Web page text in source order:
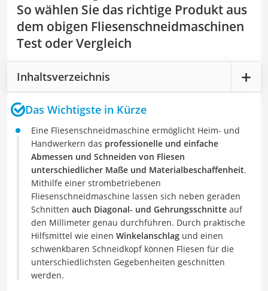
So wählen Sie das richtige Produkt aus
dem obigen Fliesenschneidmaschinen
Test oder Vergleich
Inhaltsverzeichnis
Das Wichtigste in Kürze
Eine Fliesenschneidmaschine ermöglicht Heim- und
Handwerkern das professionelle und einfache
Abmessen und Schneiden von Fliesen
unterschiedlicher Maße und Materialbeschaffenheit.
Mithilfe einer strombetriebenen
Fliesenschneidmaschine lassen sich neben geraden
Schnitten auch Diagonal- und Gehrungsschnitte auf
den Millimeter genau durchführen. Durch praktische
Hilfsmittel wie einen Winkelanschlag und einen
schwenkbaren Schneidkopf können Fliesen für die
unterschiedlichsten Gegebenheiten geschnitten
werden.